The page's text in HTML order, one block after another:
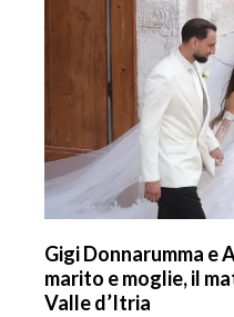
Gigi Donnarumma e
marito e moglie, il
Valle d’Itria